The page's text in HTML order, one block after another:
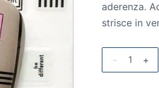
aderenza.
strisce in
- +